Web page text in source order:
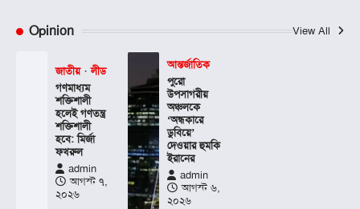
Opinion View All
জাতীয়
লীড
গণমাধ্যম
শক্তিশালী
হলেই গণতন্ত্র
শক্তিশালী
হবে: মির্জা
ফখরুল
admin
আগস্ট ৭,
২০২৬
আন্তর্জাতিক
পুরো
উপসাগরীয়
অঞ্চলকে
‘অন্ধকারে
ডুবিয়ে’
দেওয়ার হুমকি
ইরানের
admin
আগস্ট ৬,
২০২৬